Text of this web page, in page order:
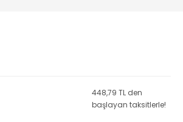
448,79 TL den
başlayan taksitlerle!